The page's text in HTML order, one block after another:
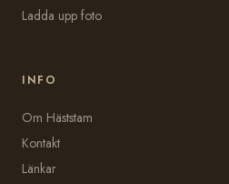
Ladda upp foto
INFO
Om Häststam
Kontakt
Länkar